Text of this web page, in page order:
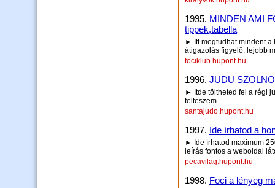
1995. MINDEN AMI
tippek,tabella
► Itt megtudhat mindent a
átigazolás figyelő, lejobb
fociklub.hupont.hu
1996. JUDU
► Itde töltheted fel a régi
felteszem.
santajudo.hupont.hu
1997. Ide írhatod a
► Ide írhatod maximum
leírás fontos a weboldal
pecavilag.hupont.hu
1998. Foci a lényeg